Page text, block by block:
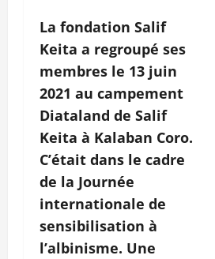
La fondation Salif
Keita a regroupé ses
membres le 13 juin
2021 au campement
Diataland de Salif
Keita à Kalaban Coro.
C’était dans le cadre
de la Journée
internationale de
sensibilisation à
l’albinisme. Une